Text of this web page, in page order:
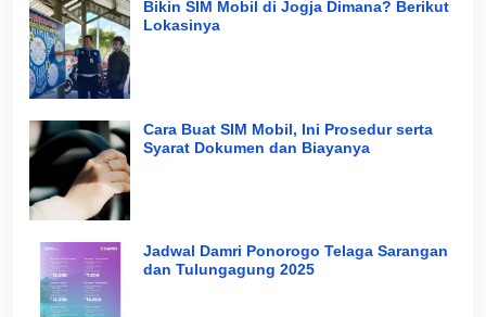
Bikin SIM Mobil di Jogja Dimana? Berikut
Lokasinya
Cara Buat SIM Mobil, Ini Prosedur serta
Syarat Dokumen dan Biayanya
Jadwal Damri Ponorogo Telaga Sarangan
dan Tulungagung 2025